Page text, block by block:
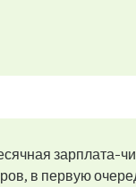
зарплата-
в первую